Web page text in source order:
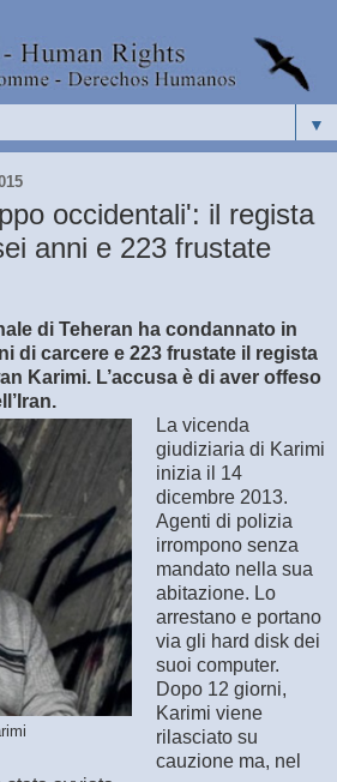
▼
occidentali': il regista
anni e 223 frustate
di Teheran ha condannato in
di carcere e 223 frustate il regista
Karimi. L’accusa è di aver offeso
La vicenda
giudiziaria di Karimi
inizia il 14
dicembre 2013.
Agenti di polizia
irrompono senza
mandato nella sua
abitazione. Lo
arrestano e portano
via gli hard disk dei
suoi computer.
Dopo 12 giorni,
Karimi viene
rilasciato su
cauzione ma, nel